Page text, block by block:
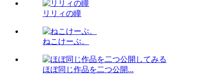
リリィの瞳
ねこけーぷ。
ほぼ同じ作品を二つ公開...